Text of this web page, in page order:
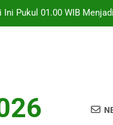
Pukul 01.00 WIB
Ini Pukul 20.00 WIB
Mengulas Keseruan
Strategi Dan
Pukul 01.00 WIB Menjadi